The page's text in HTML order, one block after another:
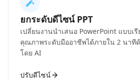
ยกระดับดีไซน์ PPT
เปลี่ยนงานนำเสนอ PowerPoint แบบเ
คุณภาพระดับมืออาชีพได้ภายใน 2 นาที
โดย AI
ปรับดีไซน์